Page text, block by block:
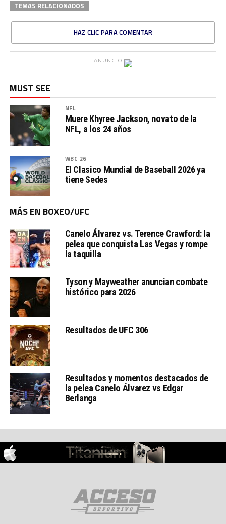
TEMAS RELACIONADOS
HAZ CLIC PARA COMENTAR
ANUNCIO
MUST SEE
NFL
Muere Khyree Jackson, novato de la
NFL, a los 24 años
WBC 26
El Clasico Mundial de Baseball 2026 ya
tiene Sedes
MÁS EN BOXEO/UFC
Canelo Álvarez vs. Terence Crawford: la
pelea que conquista Las Vegas y rompe
la taquilla
Tyson y Mayweather anuncian combate
histórico para 2026
Resultados de UFC 306
Resultados y momentos destacados de
la pelea Canelo Álvarez vs Edgar
Berlanga